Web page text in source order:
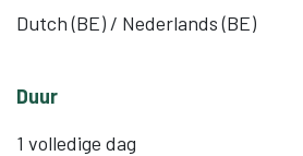
Dutch (BE) / Nederlands (BE)
Duur
1 volledige dag